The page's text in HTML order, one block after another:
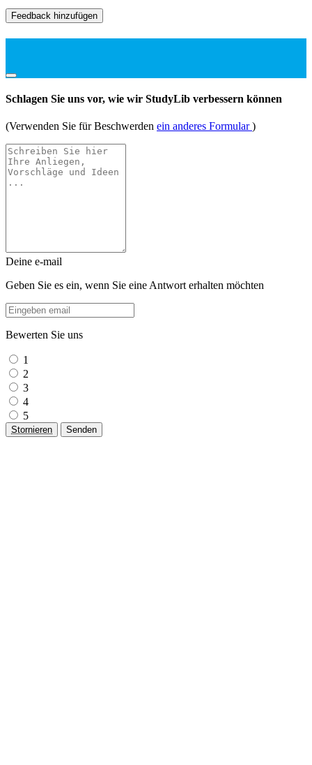
Feedback hinzufügen
Schlagen Sie uns vor, wie wir StudyLib verbessern können
(Verwenden Sie für Beschwerden ein anderes Formular)
Deine e-mail
Geben Sie es ein, wenn Sie eine Antwort erhalten möchten
Bewerten Sie uns
1
2
3
4
5
Stornieren Senden